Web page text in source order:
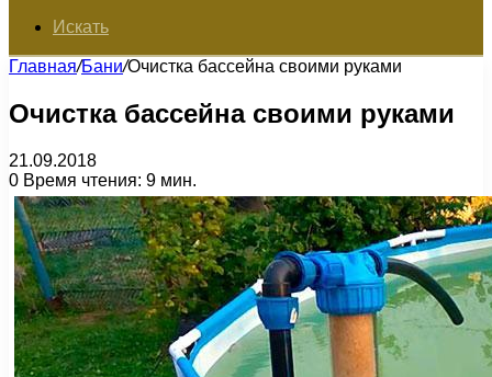
Искать
Главная/Бани/Очистка бассейна своими руками
Очистка бассейна своими руками
21.09.2018
0 Время чтения: 9 мин.